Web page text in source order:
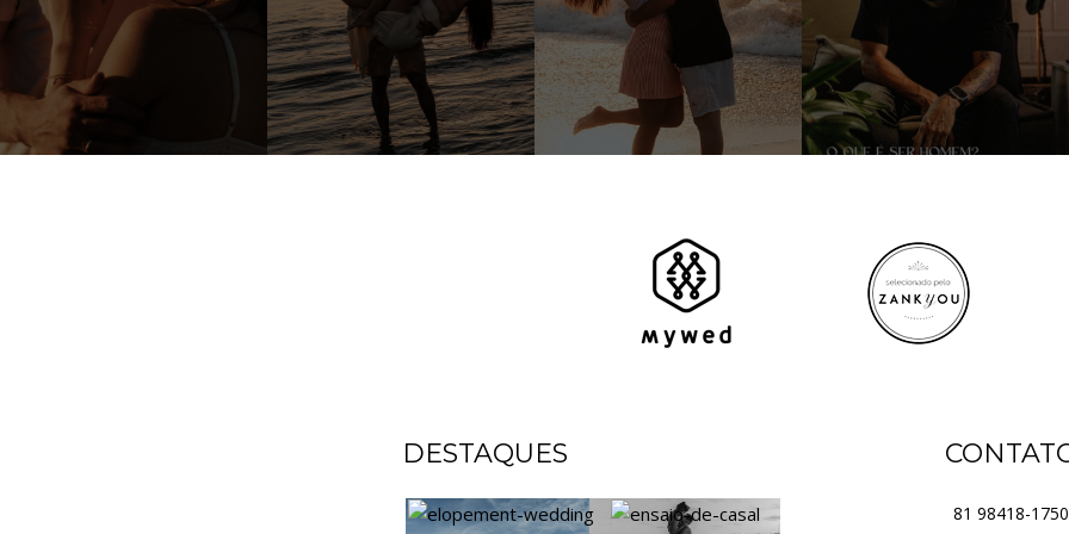
DESTAQUES
81 98418-1750